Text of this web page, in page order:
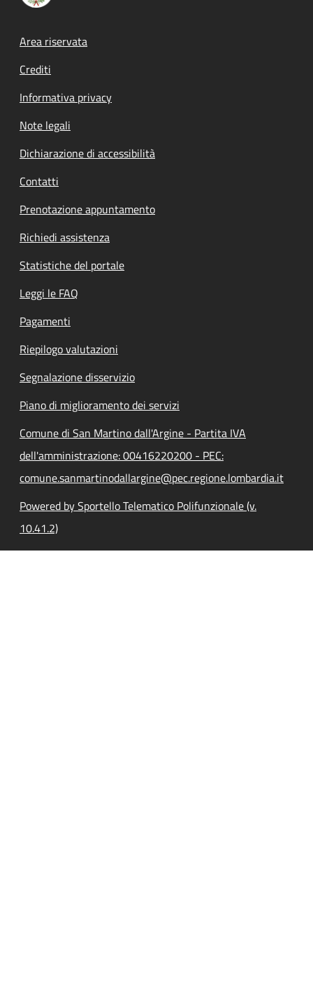
Footer menu
Area riservata
Crediti
Informativa privacy
Note legali
Dichiarazione di accessibilità
Contatti
Prenotazione appuntamento
Richiedi assistenza
Statistiche del portale
Leggi le FAQ
Pagamenti
Riepilogo valutazioni
Segnalazione disservizio
Piano di miglioramento dei servizi
Comune di San Martino dall'Argine - Partita IVA
dell'amministrazione: 00416220200 - PEC:
comune.sanmartinodallargine@pec.regione.lombardia.it
Powered by Sportello Telematico Polifunzionale (v.
10.41.2)